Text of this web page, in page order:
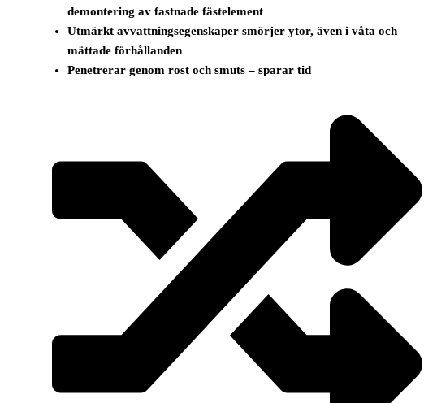
demontering av fastnade fästelement
Utmärkt avvattningsegenskaper smörjer ytor, även i våta och
mättade förhållanden
Penetrerar genom rost och smuts – sparar tid